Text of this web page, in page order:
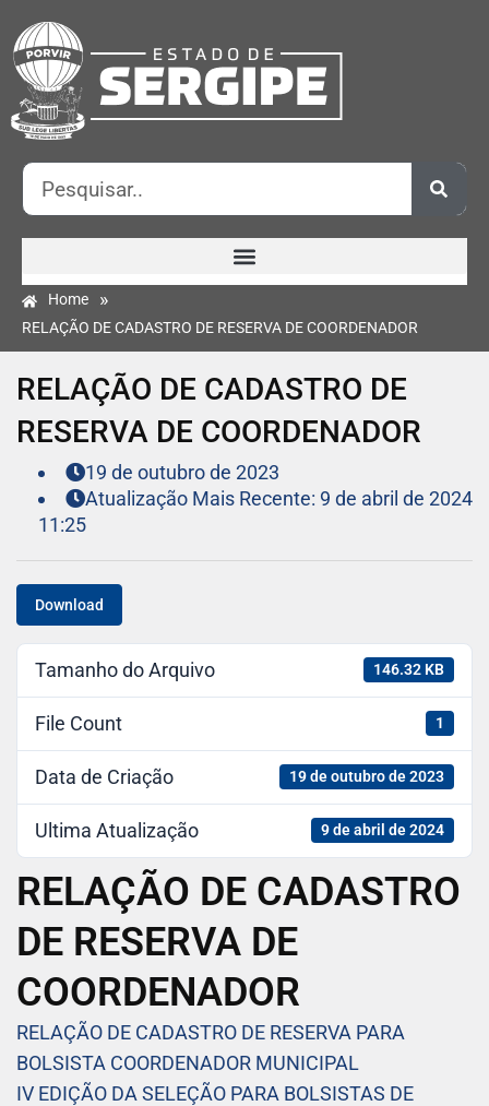
Home »
RELAÇÃO DE CADASTRO DE RESERVA DE COORDENADOR
RELAÇÃO DE CADASTRO DE
RESERVA DE COORDENADOR
19 de outubro de 2023
Atualização Mais Recente: 9 de abril de 2024
11:25
Download
Tamanho do Arquivo 146.32 KB
File Count 1
Data de Criação 19 de outubro de 2023
Ultima Atualização 9 de abril de 2024
RELAÇÃO DE CADASTRO
DE RESERVA DE
COORDENADOR
RELAÇÃO DE CADASTRO DE RESERVA PARA
BOLSISTA COORDENADOR MUNICIPAL
IV EDIÇÃO DA SELEÇÃO PARA BOLSISTAS DE